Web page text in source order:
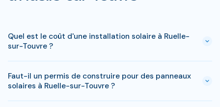
Quel est le coût d'une installation solaire à Ruelle-
sur-Touvre ?
à 9 kWc). Après les aides disponibles en Charente
(MaPrimeRénov', prime autoconsommation, TVA réduite), le
reste à charge peut descendre sous 4 000 € pour une
Faut-il un permis de construire pour des panneaux
solaires à Ruelle-sur-Touvre ?